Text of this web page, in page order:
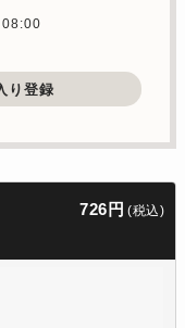
り登録
726円 (税込)